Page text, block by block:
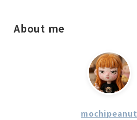
About me
mochipeanut